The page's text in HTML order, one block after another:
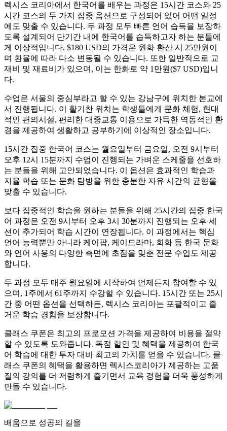
렉시스 코리아에서 한국어를 배우는 과정은 15시간 코스와 25
시간 코스의 두 가지 집중 옵션으로 구성되어 있어 어떤 일정
에도 맞출 수 있습니다. 두 과정 모두 빠른 언어 습득을 보장하
도록 설계되어 단기간 내에 한국어를 습득하고자 하는 분들에
게 이상적입니다. $180 USD의 가격은 원화 환산 시 25만원이
며 환율에 따라 다소 변동될 수 있습니다. 또한 일반적으로 교
재비 및 재료비가 있으며, 이는 한화로 약 1만원($7 USD)입니
다.
수업은 서울의 중심부라고 할 수 있는 강남구에 위치한 본교에
서 진행됩니다. 이 활기찬 위치는 학생들에게 문화 체험, 현대
적인 편의시설, 편리한 대중교통 이용으로 가득한 역동적인 환
경을 제공하여 생활하고 공부하기에 이상적인 장소입니다.
15시간 집중 한국어 코스는 월요일부터 금요일, 오전 9시부터
오후 12시 15분까지 수업이 진행되는 가벼운 스케줄을 선호하
는 분들을 위해 고안되었습니다. 이 옵션은 효과적인 학습과
자율 학습 또는 문화 탐방을 위한 충분한 자유 시간의 균형을
맞출 수 있습니다.
보다 집중적인 학습을 원하는 분들을 위해 25시간의 집중 한국
어 과정은 오전 9시부터 오후 3시 30분까지 진행되는 오후 세
션이 추가되어 학습 시간이 연장됩니다. 이 과정에서는 핵심
언어 능력뿐만 아니라 케이팝, 케이드라마, 회화 등 한국 문화
와 언어 사용의 다양한 측면에 초점을 맞춘 전문 수업도 제공
합니다.
두 과정 모두 매주 월요일에 시작하여 언제든지 참여할 수 있
으며, 1주에서 61주까지 수강할 수 있습니다. 15시간 또는 25시
간 중 어떤 옵션을 선택하든, 렉시스 코리아는 포괄적이고 즐
거운 학습 경험을 보장합니다.
클래스 쿠폰은 최고의 프로모션 가격을 제공하여 비용을 절약
할 수 있도록 도와줍니다. 독점 할인 및 혜택을 제공하여 한국
어 학습에 대한 투자 대비 최고의 가치를 얻을 수 있습니다. 클
래스 쿠폰의 혜택을 활용하면 렉시스코리아가 제공하는 고품
질의 강의를 더 저렴하게 즐기면서 교육 경험을 더욱 풍성하게
만들 수 있습니다.
배움으로 성공의 길을